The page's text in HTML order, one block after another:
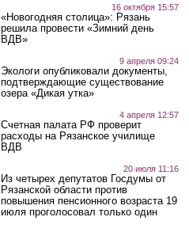
16 октября 15:57
«Новогодняя столица»: Рязань
решила провести «Зимний день
ВДВ»
9 апреля 09:24
Экологи опубликовали документы,
подтверждающие существование
озера «Дикая утка»
4 апреля 12:57
Счетная палата РФ проверит
расходы на Рязанское училище
ВДВ
20 июля 11:16
Из четырех депутатов Госдумы от
Рязанской области против
повышения пенсионного возраста 19
июля проголосовал только один